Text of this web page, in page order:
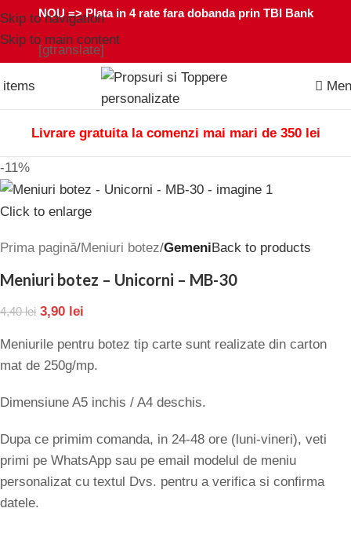
Skip to navigation
Skip to main content
NOU =>Plata in 4 rate fara dobanda prin TBI Bank
[gtranslate]
items
Livrare gratuita la comenzi mai mari de 350 lei
-11%
Click to enlarge
Prima pagină Meniuri botez GemeniBack to products
Meniuri botez – Unicorni – MB-30
4,40lei 3,90 lei
Meniurile pentru botez tip carte sunt realizate din carton
mat de 250g/mp.
Dimensiune A5 inchis / A4 deschis.
Dupa ce primim comanda, in 24-48 ore (luni-vineri), veti
primi pe WhatsApp sau pe email modelul de meniu
personalizat cu textul Dvs. pentru a verifica si confirma
datele.